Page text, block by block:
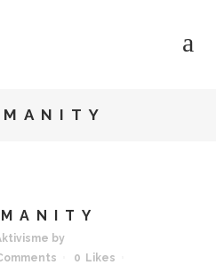
by
0
Likes